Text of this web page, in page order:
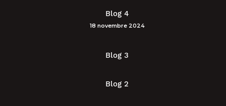
Blog 4
18 novembre 2024
Blog 3
Blog 2